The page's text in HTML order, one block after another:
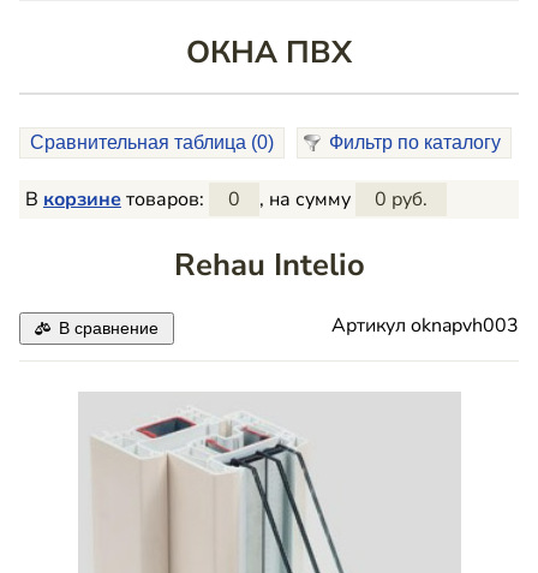
ОКНА ПВХ
Сравнительная таблица (0) Фильтр по каталогу
В корзинетоваров: 0 , на сумму 0 руб.
Rehau Intelio
В сравнение Артикул oknapvh003